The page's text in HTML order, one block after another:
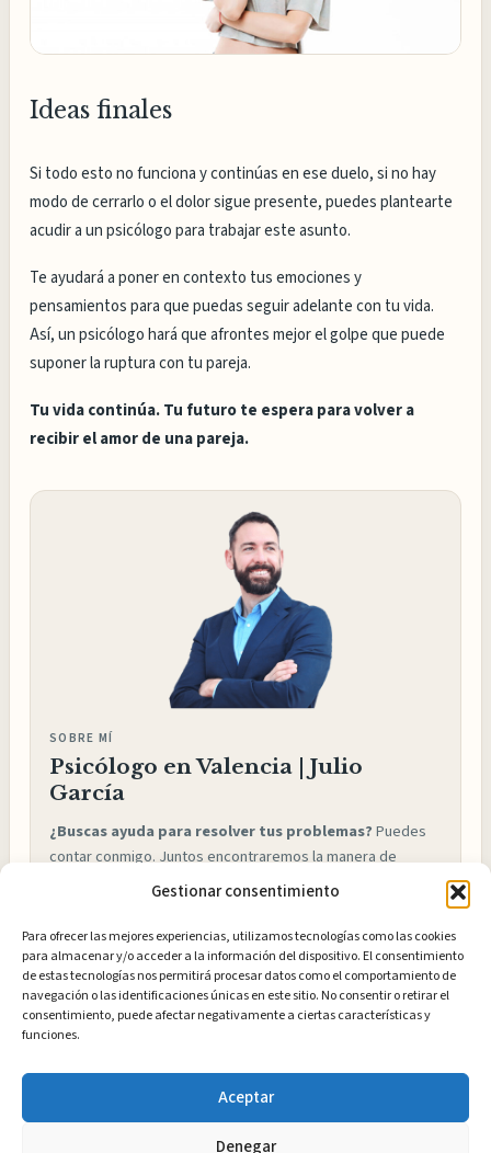
Gestionar consentimiento
Para ofrecer las mejores experiencias, utilizamos tecnologías como las cookies
para almacenar y/o acceder a la información del dispositivo. El consentimiento
de estas tecnologías nos permitirá procesar datos como el comportamiento de
navegación o las identificaciones únicas en este sitio. No consentir o retirar el
consentimiento, puede afectar negativamente a ciertas características y
funciones.
Aceptar
Denegar
Ideas finales
Si todo esto no funciona y continúas en ese duelo, si no hay
modo de cerrarlo o el dolor sigue presente, puedes plantearte
acudir a un psicólogo para trabajar este asunto.
Te ayudará a poner en contexto tus emociones y
pensamientos para que puedas seguir adelante con tu vida.
Así, un psicólogo hará que afrontes mejor el golpe que puede
suponer la ruptura con tu pareja.
Tu vida continúa. Tu futuro te espera para volver a
recibir el amor de una pareja.
SOBRE MÍ
Psicólogo en Valencia | Julio
García
¿Buscas ayuda para resolver tus problemas?Puedes
contar conmigo. Juntos encontraremos la manera de
ayudarte y conseguir los resultados que buscas. Te daré
disfrutar de la vida, como ya he hecho con cientos de
personas como tú.
¿Hablamos?